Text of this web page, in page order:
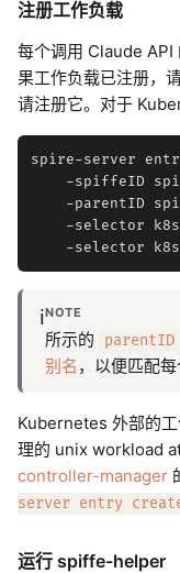
注册工作负载
每个调用 Claude API
果工作负载已注册，
请注册它。对于
spire-server
-spiffeID
-parentID
-selector
ℹ️NOTE
所示的 parentID
别名 ，以便匹配
Kubernetes 外部的
理的 unix workload
controller-manager
server entry
运行 spiffe-helper